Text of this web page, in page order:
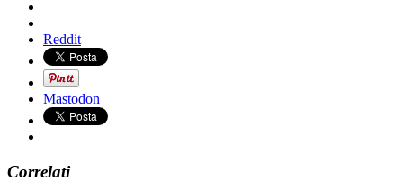
Reddit
Mastodon
Correlati